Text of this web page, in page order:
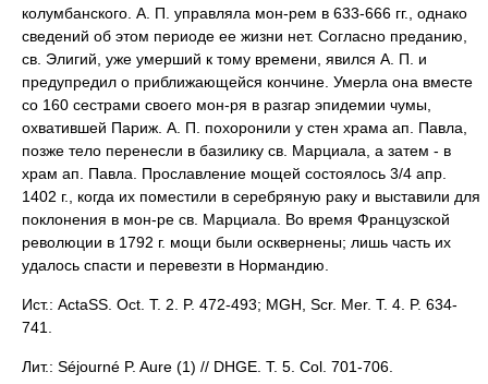
колумбанского. А. П. управляла мон-рем в 633-666 гг., однако
сведений об этом периоде ее жизни нет. Согласно преданию,
св. Элигий, уже умерший к тому времени, явился А. П. и
предупредил о приближающейся кончине. Умерла она вместе
со 160 сестрами своего мон-ря в разгар эпидемии чумы,
охватившей Париж. А. П. похоронили у стен храма ап. Павла,
позже тело перенесли в базилику св. Марциала, а затем - в
храм ап. Павла. Прославление мощей состоялось 3/4 апр.
1402 г., когда их поместили в серебряную раку и выставили для
поклонения в мон-ре св. Марциала. Во время Французской
революции в 1792 г. мощи были осквернены; лишь часть их
удалось спасти и перевезти в Нормандию.
Ист.: ActaSS. Oct. T. 2. P. 472-493; MGH, Scr. Mer. T. 4. P. 634-
741.
Лит.: Séjourné P. Aure (1) // DHGE. T. 5. Col. 701-706.